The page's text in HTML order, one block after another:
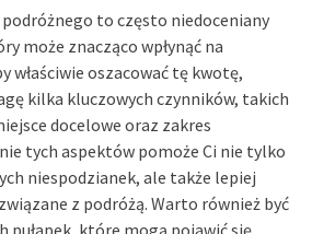
to często niedoceniany
może znacząco wpłynąć na
właściwie oszacować tę kwotę,
kilka kluczowych czynników, takich
docelowe oraz zakres
tych aspektów pomoże Ci nie tylko
niespodzianek, ale także lepiej
z podróżą. Warto również być
pułapek, które mogą pojawić się